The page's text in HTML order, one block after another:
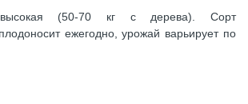
высокая (50-70 кг с дерева). Сорт
ежегодно, урожай варьирует по